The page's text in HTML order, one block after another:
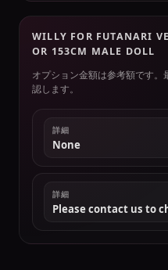
WILLY FOR FUTANARI
OR 153CM MALE DOLL
オプション金額は参考額です
認します。
詳細
None
詳細
Please contact us to